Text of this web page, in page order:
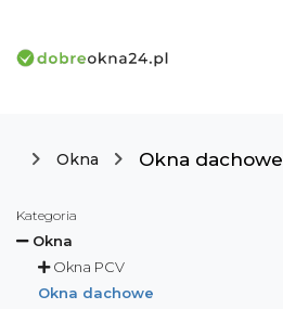
Okna Okna dachowe
Kategoria
Okna
Okna PCV
Okna dachowe